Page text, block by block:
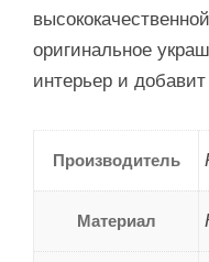
оригинальное
интерьер и
Производитель
Материал